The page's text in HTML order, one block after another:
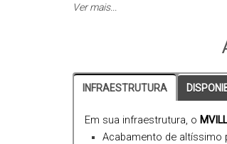
Apartamentos de 1, 2 ou 3
Não Perca Tempo...... Agende
Garante já seu espaço neste
CONSULTE UM DE NOSSOS
Ver mais...
INFRAESTRUTURA
Em sua infraestrutura, o
Acabamento de altíssimo